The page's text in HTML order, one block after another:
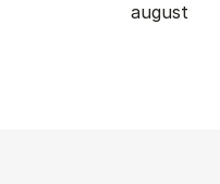
august